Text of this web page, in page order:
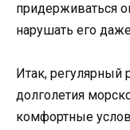
придерживаться
нарушать его
Итак, регулярный
долголетия
комфортные